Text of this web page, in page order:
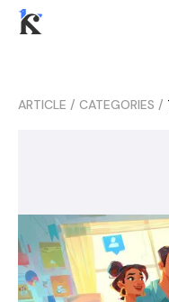
ARTICLE / CATEGORIES /